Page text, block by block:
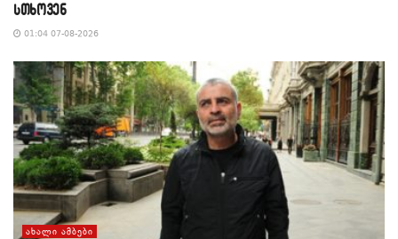
სთხოვენ
01:04 07-08-2026
ᲐᲮᲐᲚᲘ ᲐᲛᲑᲔᲑᲘ